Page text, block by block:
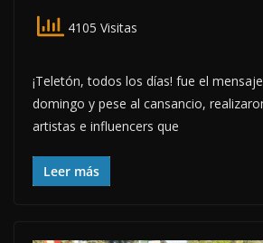
4105 Visitas
¡Teletón, todos los días! fue el
domingo y pese al cansancio,
artistas e influencers que
Leer más